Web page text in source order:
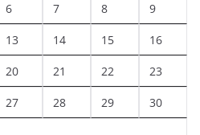
6 7 8 9
13 14 15 16
20 21 22 23
27 28 29 30